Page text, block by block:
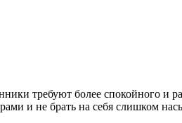
требуют более спокойного и
и не брать на себя слишком